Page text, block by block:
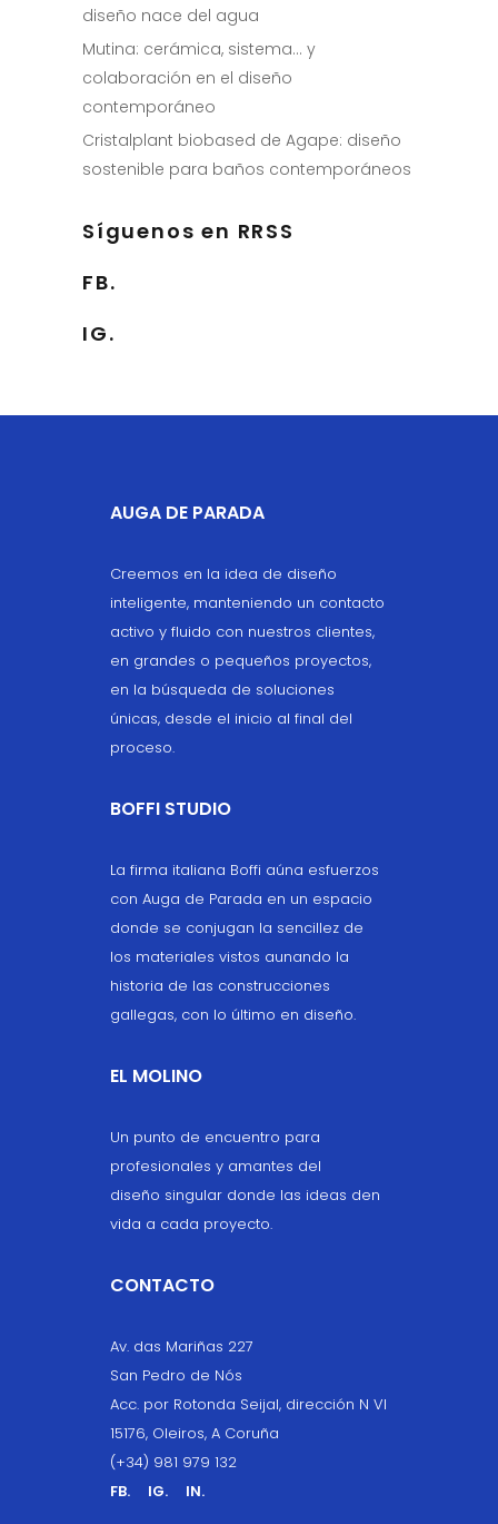
diseño nace del agua
Mutina: cerámica, sistema… y
colaboración en el diseño
contemporáneo
Cristalplant biobased de Agape: diseño
sostenible para baños contemporáneos
Síguenos en RRSS
FB.
IG.
AUGA DE PARADA
Creemos en la idea de diseño
inteligente, manteniendo un contacto
activo y fluido con nuestros clientes,
en grandes o pequeños proyectos,
en la búsqueda de soluciones
únicas, desde el inicio al final del
proceso.
BOFFI STUDIO
La firma italiana Boffi aúna esfuerzos
con Auga de Parada en un espacio
donde se conjugan la sencillez de
los materiales vistos aunando la
historia de las construcciones
gallegas, con lo último en diseño.
EL MOLINO
Un punto de encuentro para
profesionales y amantes del
diseño singular donde las ideas den
vida a cada proyecto.
CONTACTO
Av. das Mariñas 227
San Pedro de Nós
Acc. por Rotonda Seijal, dirección N VI
15176, Oleiros, A Coruña
(+34) 981 979 132
FB.
IG. IN.